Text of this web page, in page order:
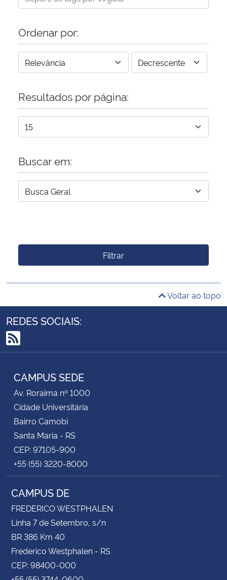
Ordenar por:
Resultados por página:
Buscar em:
Filtrar
Voltar ao topo
REDES SOCIAIS:
RSS
CAMPUS SEDE
Av. Roraima nº 1000
Cidade Universitária
Bairro Camobi
Santa Maria - RS
CEP: 97105-900
+55 (55) 3220-8000
CAMPUS DE
FREDERICO WESTPHALEN
Linha 7 de Setembro, s/n
BR 386 Km 40
Frederico Westphalen - RS
CEP: 98400-000